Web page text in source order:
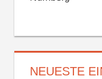
NEUESTE